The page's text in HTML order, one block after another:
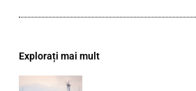
Explorați mai mult